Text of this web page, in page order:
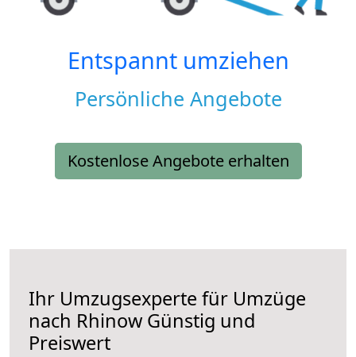
Entspannt umziehen
Persönliche Angebote
Kostenlose Angebote erhalten
Ihr Umzugsexperte für Umzüge
nach Rhinow Günstig und
Preiswert